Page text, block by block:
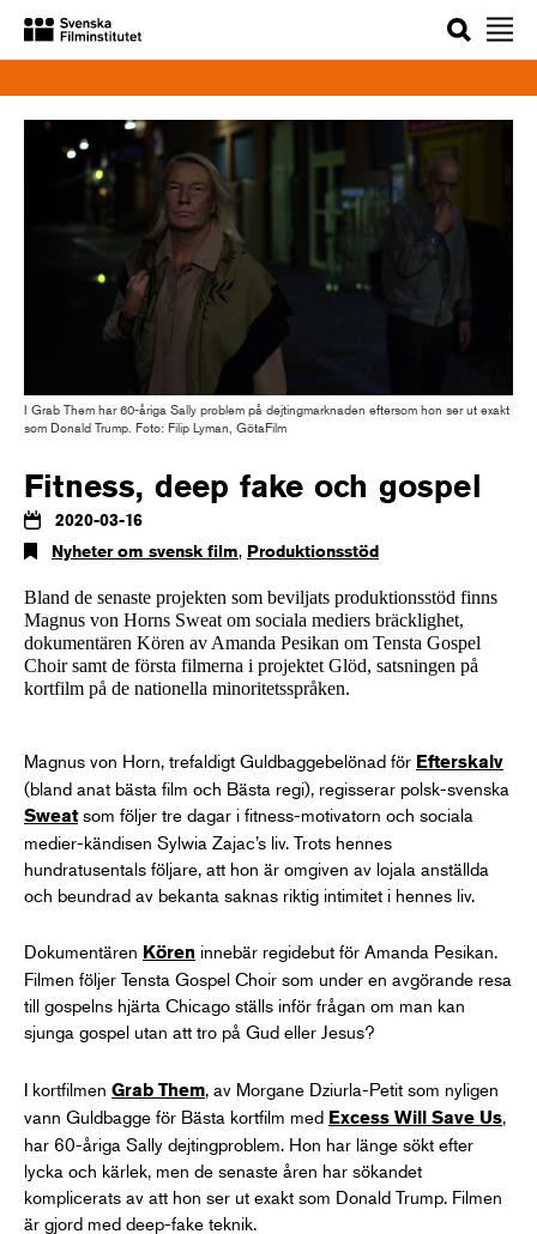
Sök
I Grab Them har 60-åriga Sally problem på dejtingmarknaden eftersom hon ser ut exakt
som Donald Trump. Foto: Filip Lyman, GötaFilm
Fitness, deep fake och gospel
2020-03-16
Nyheter om svensk film, Produktionsstöd
Bland de senaste projekten som beviljats produktionsstöd finns
Magnus von Horns Sweat om sociala mediers bräcklighet,
dokumentären Kören av Amanda Pesikan om Tensta Gospel
Choir samt de första filmerna i projektet Glöd, satsningen på
kortfilm på de nationella minoritetsspråken.
Magnus von Horn, trefaldigt Guldbaggebelönad för Efterskalv
(bland anat bästa film och Bästa regi), regisserar polsk-svenska
Sweatsom följer tre dagar i fitness-motivatorn och sociala
medier-kändisen Sylwia Zajac’s liv. Trots hennes
hundratusentals följare, att hon är omgiven av lojala anställda
och beundrad av bekanta saknas riktig intimitet i hennes liv.
Dokumentären Kören innebär regidebut för Amanda Pesikan.
Filmen följer Tensta Gospel Choir som under en avgörande resa
till gospelns hjärta Chicago ställs inför frågan om man kan
sjunga gospel utan att tro på Gud eller Jesus?
I kortfilmen Grab Them, av Morgane Dziurla-Petit som nyligen
vann Guldbagge för Bästa kortfilm med Excess Will Save Us,
har 60-åriga Sally dejtingproblem. Hon har länge sökt efter
lycka och kärlek, men de senaste åren har sökandet
komplicerats av att hon ser ut exakt som Donald Trump. Filmen
är gjord med deep-fake teknik.